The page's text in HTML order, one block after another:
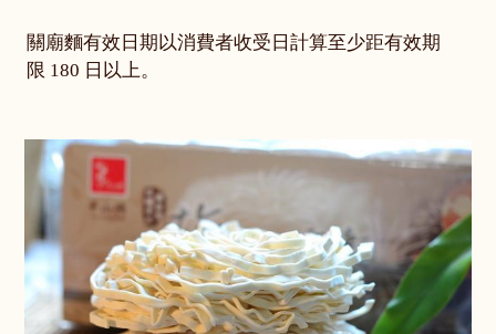
關廟麵有效日期以消費者收受日計算至少距有效期
限 180 日以上。